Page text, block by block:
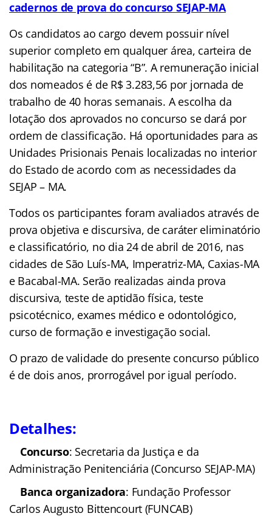
cadernos de prova do concurso SEJAP-MA
Os candidatos ao cargo devem possuir nível
superior completo em qualquer área, carteira de
habilitação na categoria “B”. A remuneração inicial
dos nomeados é de R$ 3.283,56 por jornada de
trabalho de 40 horas semanais. A escolha da
lotação dos aprovados no concurso se dará por
ordem de classificação. Há oportunidades para as
Unidades Prisionais Penais localizadas no interior
do Estado de acordo com as necessidades da
SEJAP – MA.
Todos os participantes foram avaliados através de
prova objetiva e discursiva, de caráter eliminatório
e classificatório, no dia 24 de abril de 2016, nas
cidades de São Luís-MA, Imperatriz-MA, Caxias-MA
e Bacabal-MA. Serão realizadas ainda prova
discursiva, teste de aptidão física, teste
psicotécnico, exames médico e odontológico,
curso de formação e investigação social.
O prazo de validade do presente concurso público
é de dois anos, prorrogável por igual período.
Detalhes:
Concurso: Secretaria da Justiça e da
Administração Penitenciária (Concurso SEJAP-MA)
Banca organizadora: Fundação Professor
Carlos Augusto Bittencourt (FUNCAB)